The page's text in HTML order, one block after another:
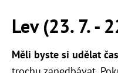
Lev (23. 7. -
Měli byste si udělat